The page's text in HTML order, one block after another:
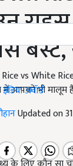
अवॉर्ड
vs White
में आपको भी मालूम
Updated on